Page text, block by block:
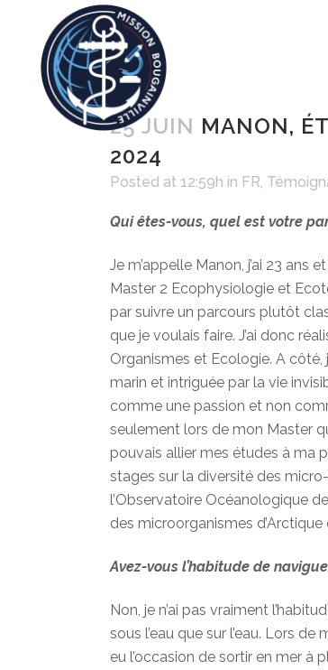
25 JUIN MANON,
2024
Posted at 12:59h in FR,
Qui êtes-vous, quel est votre
Je m’appelle Manon, j’ai 23 ans
Master 2 Ecophysiologie et
par suivre un parcours plutôt
que je voulais faire. J’ai donc
Organismes et Ecologie. A côté,
marin et intriguée par la vie
comme une passion et non
seulement lors de mon Master
pouvais allier mes études à ma
stages sur la diversité des
l’Observatoire Océanologique
des microorganismes
Avez-vous l’habitude de
Non, je n’ai pas vraiment
sous l’eau que sur l’eau. Lors
eu l’occasion de sortir en mer à